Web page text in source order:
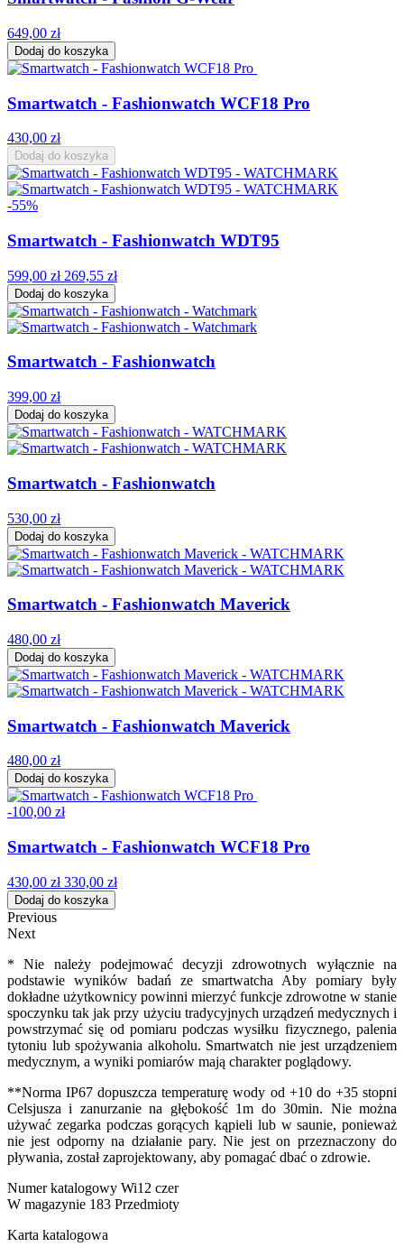
649,00 zł
Dodaj do koszyka
Smartwatch - Fashionwatch WCF18 Pro
430,00 zł
Dodaj do koszyka
-55%
Smartwatch - Fashionwatch WDT95
599,00 zł 269,55 zł
Dodaj do koszyka
Smartwatch - Fashionwatch
399,00 zł
Dodaj do koszyka
Smartwatch - Fashionwatch
530,00 zł
Dodaj do koszyka
Smartwatch - Fashionwatch Maverick
480,00 zł
Dodaj do koszyka
Smartwatch - Fashionwatch Maverick
480,00 zł
Dodaj do koszyka
-100,00 zł
Smartwatch - Fashionwatch WCF18 Pro
430,00 zł 330,00 zł
Dodaj do koszyka
Previous
Next
* Nie należy podejmować decyzji zdrowotnych wyłącznie na
podstawie wyników badań ze smartwatcha Aby pomiary były
dokładne użytkownicy powinni mierzyć funkcje zdrowotne w stanie
spoczynku tak jak przy użyciu tradycyjnych urządzeń medycznych i
powstrzymać się od pomiaru podczas wysiłku fizycznego, palenia
tytoniu lub spożywania alkoholu. Smartwatch nie jest urządzeniem
medycznym, a wyniki pomiarów mają charakter poglądowy.
**Norma IP67 dopuszcza temperaturę wody od +10 do +35 stopni
Celsjusza i zanurzanie na głębokość 1m do 30min. Nie można
używać zegarka podczas gorących kąpieli lub w saunie, ponieważ
nie jest odporny na działanie pary. Nie jest on przeznaczony do
pływania, został zaprojektowany, aby pomagać dbać o zdrowie.
Numer katalogowy Wi12 czer
W magazynie 183 Przedmioty
Karta katalogowa